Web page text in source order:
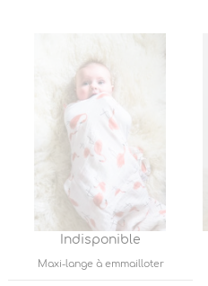
Indisponible
Maxi-lange à emmailloter